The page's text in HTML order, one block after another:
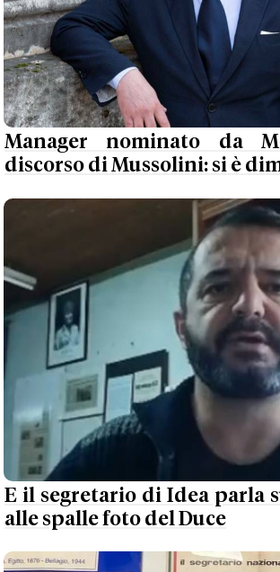
Manager nominato da
discorso di Mussolini: si è
E il segretario di Idea parla
alle spalle foto del Duce